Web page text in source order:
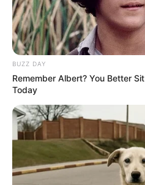
Comunicação.
+Piso de 3 salários para Agentes
em R$ 3.882.
BUZZ DAY
Remember Albert? You Better
Today